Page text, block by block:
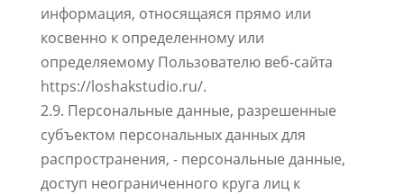
информация, относящаяся прямо или
косвенно к определенному или
определяемому Пользователю веб-сайта
https://loshakstudio.ru/.
2.9. Персональные данные, разрешенные
субъектом персональных данных для
распространения, - персональные данные,
доступ неограниченного круга лиц к